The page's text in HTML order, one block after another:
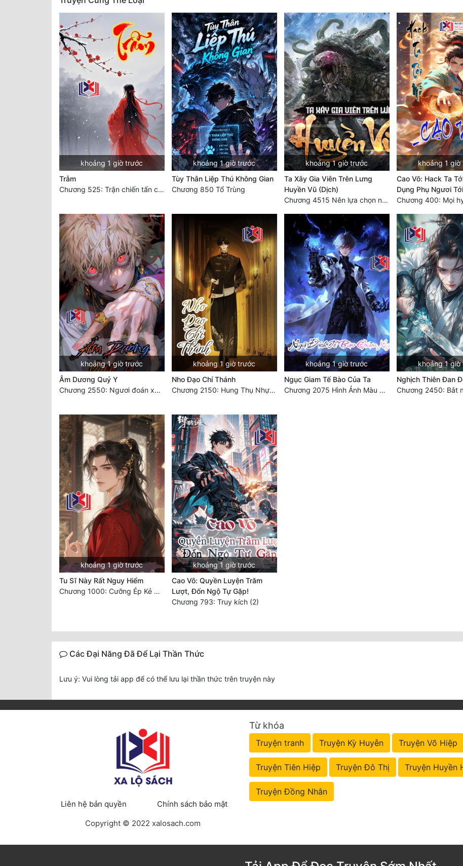
khoảng 1 giờ trước
Trẫm
Chương 525: Trận chiến tấn công phòng thủ Macao (2)
khoảng 1 giờ trước
Tùy Thân Liệp Thú Không Gian
Chương 850 Tổ Trùng
khoảng 1 giờ trước
Ta Xây Gia Viên Trên Lưng
Huyền Vũ (Dịch)
Chương 4515 Nên lựa chọn như thế nào?
khoảng 1
Cao Võ: Hack Ta
Dụng Phụ Ngươi
khoảng 1 giờ trước
Âm Dương Quỷ Y
Chương 2550: Ngươi đoán xem
khoảng 1 giờ trước
Nho Đạo Chí Thánh
Chương 2150: Hung Thụ Nhựa Cây
khoảng 1 giờ trước
Ngục Giam Tế Bào Của Ta
Chương 2075 Hình Ảnh Màu Xám
khoảng 1
Nghịch Thiên Đan
khoảng 1 giờ trước
Tu Sĩ Này Rất Nguy Hiểm
Chương 1000: Cưỡng Ép Kẻ Khác
khoảng 1 giờ trước
Cao Võ: Quyền Luyện Trăm
Lượt, Đốn Ngộ Tự Gặp!
Chương 793: Truy kích (2)
Các Đại Năng Đã Để Lại Thần Thức
Lưu ý: Vui lòng tải app để có thể lưu lại thần thức trên truyện này
Liên hệ bản quyền
Chính sách bảo mật
Copyright © 2022 xalosach.com
Từ khóa
Truyện tranh Truyện Kỳ Huyễn Truyện Võ Hiệp
Truyện Tiên Hiệp Truyện Đô Thị Truyện Huyền
Truyện Đồng Nhân